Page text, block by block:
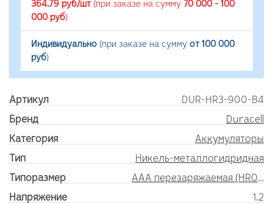
364.79 руб/шт(при заказе на сумму 70 000 - 100
000 руб)
Индивидуально (при заказе на сумму от 100 000
руб)
Артикул
DUR-HR3-900-B4
Бренд
Duracell
Категория
Аккумуляторы
Тип
Никель-металлогидридная
Типоразмер
AAA перезаряжаемая (HR03)
Напряжение
1.2